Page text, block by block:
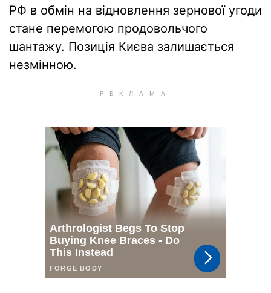
РФ в обмін на відновлення зернової угоди
стане перемогою продовольчого
шантажу. Позиція Києва залишається
незмінною.